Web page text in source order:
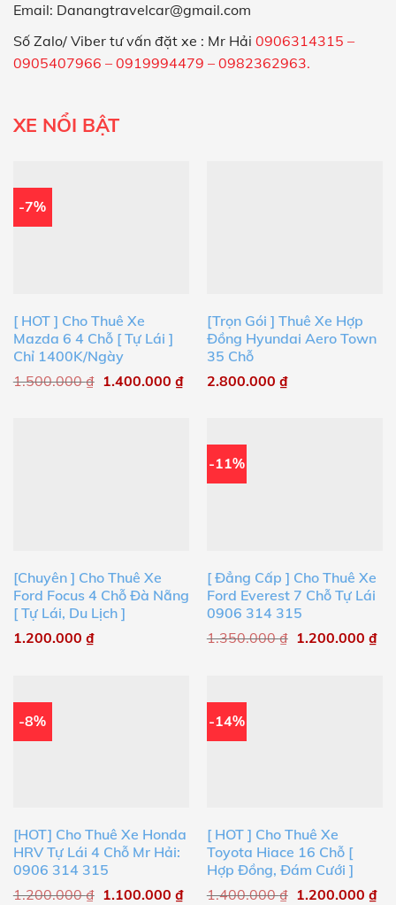
Email: Danangtravelcar@gmail.com
Số Zalo/ Viber tư vấn đặt xe : Mr Hải 0906314315 –
0905407966 – 0919994479 – 0982362963.
XE NỔI BẬT
-7%
[ HOT ] Cho Thuê Xe
Mazda 6 4 Chỗ [ Tự Lái ]
Chỉ 1400K/Ngày
1.500.000₫ 1.400.000 ₫
[Trọn Gói ] Thuê Xe Hợp
Đồng Hyundai Aero Town
35 Chỗ
2.800.000 ₫
[Chuyên ] Cho Thuê Xe
Ford Focus 4 Chỗ Đà Nẵng
[ Tự Lái, Du Lịch ]
1.200.000 ₫
-11%
[ Đẳng Cấp ] Cho Thuê Xe
Ford Everest 7 Chỗ Tự Lái
0906 314 315
1.350.000₫ 1.200.000 ₫
-8%
[HOT] Cho Thuê Xe Honda
HRV Tự Lái 4 Chỗ Mr Hải:
0906 314 315
1.200.000₫ 1.100.000 ₫
-14%
[ HOT ] Cho Thuê Xe
Toyota Hiace 16 Chỗ [
Hợp Đồng, Đám Cưới ]
1.400.000₫ 1.200.000 ₫